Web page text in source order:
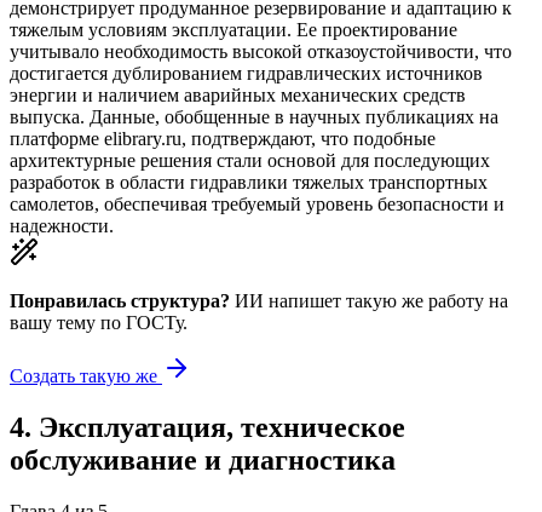
демонстрирует продуманное резервирование и адаптацию к
тяжелым условиям эксплуатации. Ее проектирование
учитывало необходимость высокой отказоустойчивости, что
достигается дублированием гидравлических источников
энергии и наличием аварийных механических средств
выпуска. Данные, обобщенные в научных публикациях на
платформе elibrary.ru, подтверждают, что подобные
архитектурные решения стали основой для последующих
разработок в области гидравлики тяжелых транспортных
самолетов, обеспечивая требуемый уровень безопасности и
надежности.
Понравилась структура? ИИ напишет такую же работу на
вашу тему по ГОСТу.
Создать такую же
4. Эксплуатация, техническое
обслуживание и диагностика